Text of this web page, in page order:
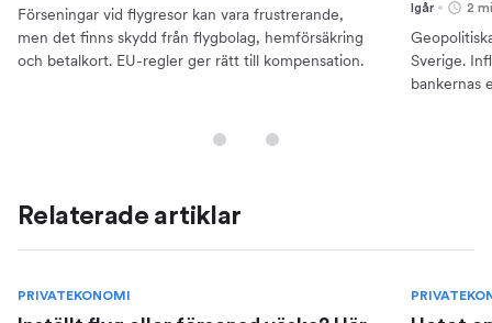
Förseningar vid flygresor kan vara frustrerande,
men det finns skydd från flygbolag, hemförsäkring
och betalkort. EU-regler ger rätt till kompensation.
Igår 2
Sverige.
bankernas
Relaterade artiklar
PRIVATEKONOMI